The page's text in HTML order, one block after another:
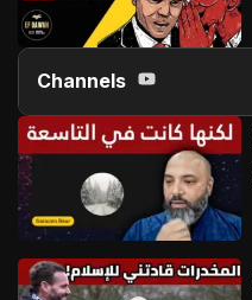
Channels